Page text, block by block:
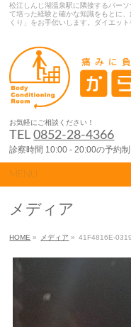
松江しんじ湖温泉駅に隣接するパー
て培った経験と確かな知識をもとに
くり」をお手伝いします。ダイエッ
お気軽にご相談ください！
TEL0852-28-4366
診察時間 10:00 - 20:00の予約
MENU
メディア
HOME » メディア » 41F4816E-